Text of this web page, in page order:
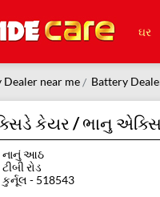
ઘર
Dealer near me Battery
કેયર / ભાનુ
નાનું આઠ
ટીબી રોડ
કુર્નૂલ - 518543